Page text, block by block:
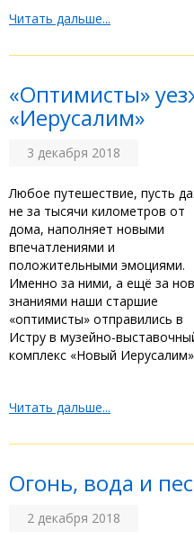
Читать дальше...
«Оптимисты»
«Иерусалим»
3 декабря 2018
Любое путешествие, пусть
не за тысячи километров от
дома, наполняет новыми
впечатлениями и
положительными эмоциями.
Именно за ними, а ещё за
знаниями наши старшие
«оптимисты» отправились в
Истру в музейно-
комплекс «Новый
Читать дальше...
Огонь, вода и
2 декабря 2018